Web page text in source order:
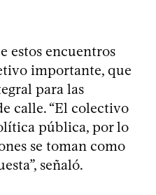
estos encuentros
importante, que
para las
calle. “El colectivo
pública, por lo
se toman como
señaló.